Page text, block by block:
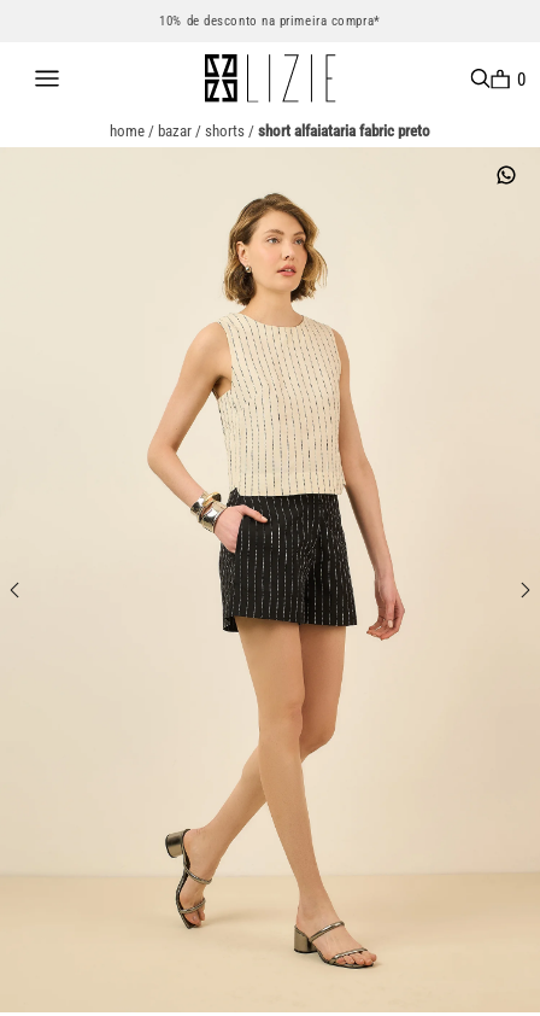
10% de desconto na primeira compra*
0
home / bazar / shorts / short alfaiataria fabric preto